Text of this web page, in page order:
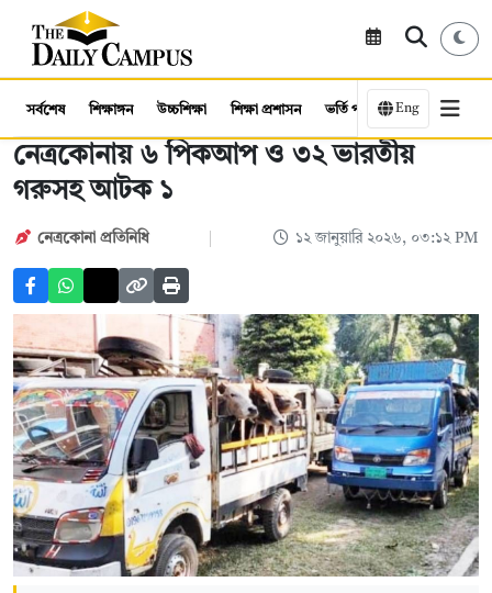
সর্বশেষ শিক্ষাঙ্গন উচ্চশিক্ষা শিক্ষা প্রশাসন ভর্তি পরীক্ষা কর্মসংস্থান
Eng
নেত্রকোনায় ৬ পিকআপ ও ৩২ ভারতীয়
গরুসহ আটক ১
নেত্রকোনা প্রতিনিধি ১২ জানুয়ারি ২০২৬, ০৩:১২ PM